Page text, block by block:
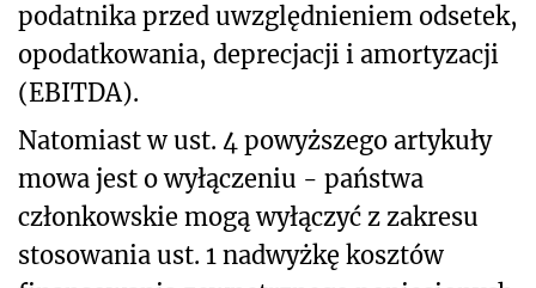
podatnika przed uwzględnieniem odsetek,
opodatkowania, deprecjacji i amortyzacji
(EBITDA).
Natomiast w ust. 4 powyższego artykuły
mowa jest o wyłączeniu - państwa
członkowskie mogą wyłączyć z zakresu
stosowania ust. 1 nadwyżkę kosztów